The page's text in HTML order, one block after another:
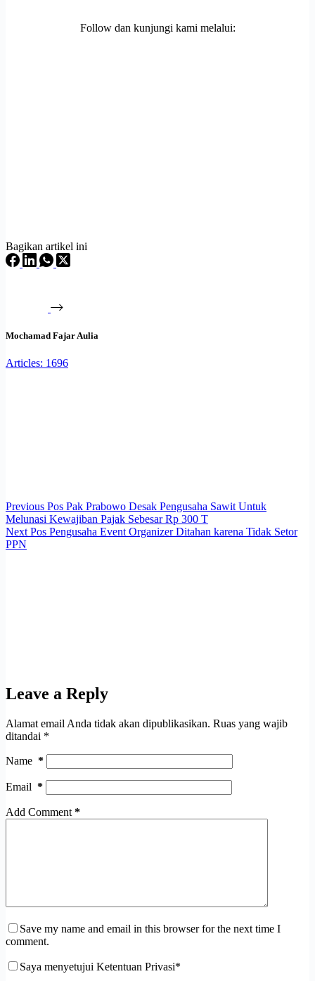
Follow dan kunjungi kami melalui:
Bagikan artikel ini
Mochamad Fajar Aulia
Articles: 1696
Previous Pos Pak Prabowo Desak Pengusaha Sawit Untuk
Melunasi Kewajiban Pajak Sebesar Rp 300 T
Next Pos Pengusaha Event Organizer Ditahan karena Tidak Setor
PPN
Leave a Reply
Alamat email Anda tidak akan dipublikasikan. Ruas yang wajib
ditandai *
Name *
Email *
Add Comment *
Save my name and email in this browser for the next time I
comment.
Saya menyetujui Ketentuan Privasi*